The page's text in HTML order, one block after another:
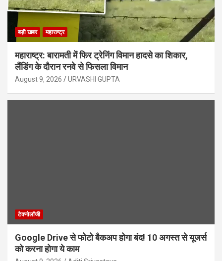
बड़ी खबर महाराष्ट्र
महाराष्ट्र: बारामती में फिर ट्रेनिंग विमान हादसे का शिकार,
लैंडिंग के दौरान रनवे से फिसला विमान
August 9, 2026 URVASHI GUPTA
टेक्नोलॉजी
Google Drive से फोटो बैकअप होगा बंद! 10 अगस्त से यूजर्स
को करना होगा ये काम